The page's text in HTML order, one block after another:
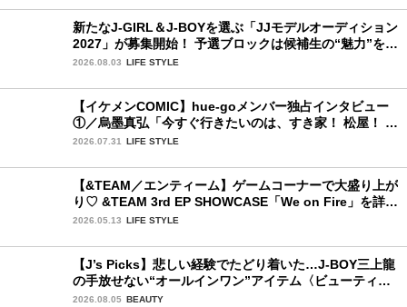
新たなJ-GIRL＆J-BOYを選ぶ「JJモデルオーディション
2027」が募集開始！ 予選ブロックは候補生の“魅力”を重
視した「新システム」に変わります
2026.08.03 LIFE STYLE
【イケメンCOMIC】hue-goメンバー独占インタビュー
①／烏墨真弘「今すぐ行きたいのは、すき家！ 松屋！ ミ
スド！」
2026.07.31 LIFE STYLE
【&TEAM／エンティーム】ゲームコーナーで大盛り上が
り♡ &TEAM 3rd EP SHOWCASE「We on Fire」を詳細
レポート【後編】
2026.05.13 LIFE STYLE
【J’s Picks】悲しい経験でたどり着いた…J-BOY三上龍
の手放せない“オールインワン”アイテム〈ビューティ＆
ファッション夏の必需品〉
2026.08.05 BEAUTY